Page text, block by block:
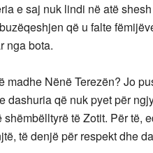
e saj nuk lindi në atë
që u falte
nga bota.
madhe Nënë Terezën? Jo
dashuria që nuk pyet për
të Zotit. Për të,
të denjë për respekt dhe